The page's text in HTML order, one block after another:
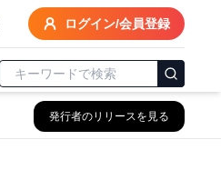
ログイン/会員登録
発行者のリリースを見る